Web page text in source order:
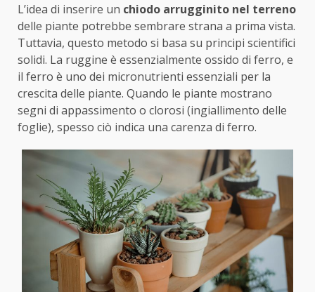
L’idea di inserire un chiodo arrugginito nel terreno
delle piante potrebbe sembrare strana a prima vista.
Tuttavia, questo metodo si basa su principi scientifici
solidi. La ruggine è essenzialmente ossido di ferro, e
il ferro è uno dei micronutrienti essenziali per la
crescita delle piante. Quando le piante mostrano
segni di appassimento o clorosi (ingiallimento delle
foglie), spesso ciò indica una carenza di ferro.